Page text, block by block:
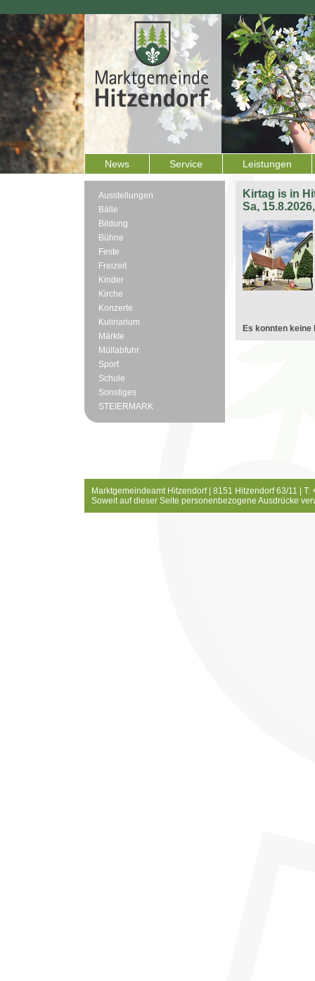
News Service Leistungen
Ausstellungen
Bälle
Bildung
Bühne
Feste
Freizeit
Kinder
Kirche
Konzerte
Kulinarium
Märkte
Müllabfuhr
Sport
Schule
Sonstiges
STEIERMARK
Kirtag is in
Sa,
Es konnten keine
Marktgemeindeamt Hitzendorf | 8151 Hitzendorf 63/11 |
Soweit auf dieser Seite personenbezogene Ausdrücke